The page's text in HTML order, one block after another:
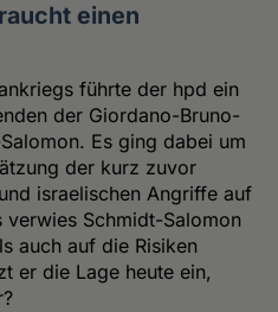
einen
führte der hpd ein
der Giordano-Bruno-
Es ging dabei um
der kurz zuvor
israelischen Angriffe auf
verwies Schmidt-Salomon
auch auf die Risiken
er die Lage heute ein,